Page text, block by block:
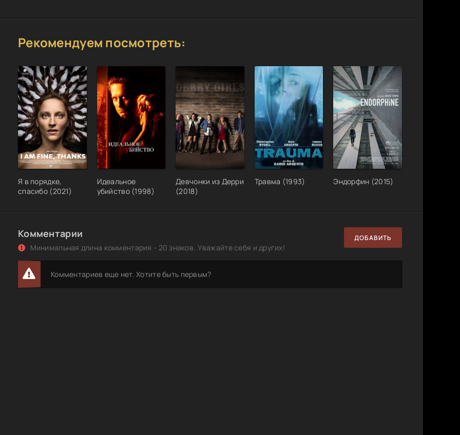
Рекомендуем посмотреть:
Я в порядке,
спасибо (2021)
Идеальное
убийство (1998)
Девчонки из Дерри
(2018)
Травма (1993) Эндорфин (2015)
Комментарии
Минимальная длина комментария - 20 знаков. Уважайте себя и других!
ДОБАВИТЬ
Комментариев еще нет. Хотите быть первым?